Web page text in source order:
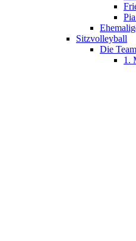
Sitzvolleyball
Die
1.